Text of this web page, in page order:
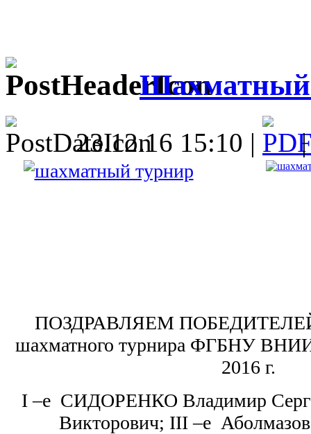
Шахматный
23.12.16 15:10 |
ПОЗДРАВЛЯЕМ ПОБЕДИТЕЛЕЙ
шахматного турнира ФГБНУ
2016 г.
I –e СИДОРЕНКО Владимир
Викторович; III –e